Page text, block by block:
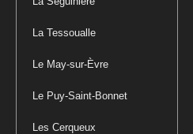
La Tessoualle
Le May-sur-Èvre
Le Puy-Saint-Bonnet
Les Cerqueux